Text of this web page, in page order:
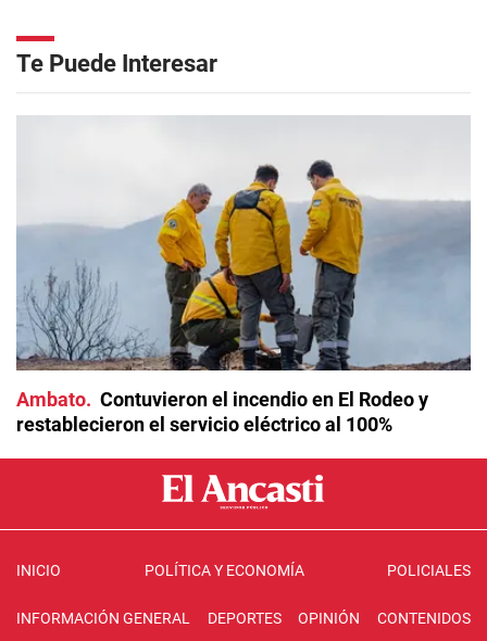
Te Puede Interesar
Ambato
Contuvieron el incendio en El Rodeo y
restablecieron el servicio eléctrico al 100%
INICIO POLÍTICA Y ECONOMÍA POLICIALES
INFORMACIÓN GENERAL DEPORTES OPINIÓN CONTENIDOS